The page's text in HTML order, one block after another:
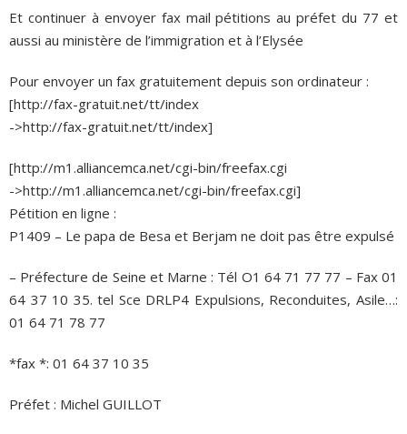
Et continuer à envoyer fax mail pétitions au préfet du 77 et
aussi au ministère de l’immigration et à l’Elysée
Pour envoyer un fax gratuitement depuis son ordinateur :
[http://fax-gratuit.net/tt/index
->http://fax-gratuit.net/tt/index]
[http://m1.alliancemca.net/cgi-bin/freefax.cgi
->http://m1.alliancemca.net/cgi-bin/freefax.cgi]
Pétition en ligne :
P1409 – Le papa de Besa et Berjam ne doit pas être expulsé
– Préfecture de Seine et Marne : Tél O1 64 71 77 77 – Fax 01
64 37 10 35. tel Sce DRLP4 Expulsions, Reconduites, Asile…:
01 64 71 78 77
*fax *: 01 64 37 10 35
Préfet : Michel GUILLOT